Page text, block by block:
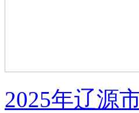
2025年辽源